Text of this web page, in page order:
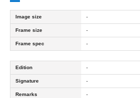
Image size -
Frame size -
Frame spec -
Edition -
Signature -
Remarks -